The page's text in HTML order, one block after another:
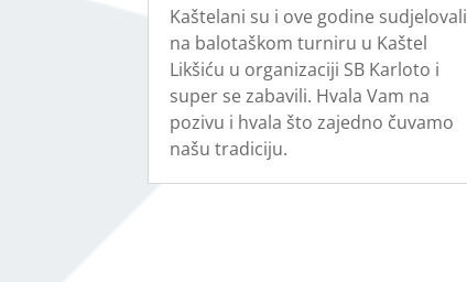
Kaštelani su i ove godine sudjelovali
na balotaškom turniru u Kaštel
Likšiću u organizaciji SB Karloto i
super se zabavili. Hvala Vam na
pozivu i hvala što zajedno čuvamo
našu tradiciju.